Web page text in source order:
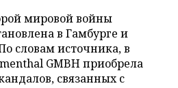
мировой войны
в Гамбурге и
словам источника, в
GMBH приобрела
связанных с